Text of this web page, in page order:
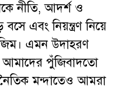
নীতি, আদর্শ ও
এবং নিয়ন্ত্রণ নিয়ে
এমন উদাহরণ
আমাদের পুঁজিবাদতো
মন্দাতেও আমরা